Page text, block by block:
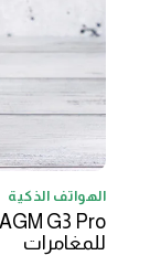
الهواتف الذكية
للمغامرات